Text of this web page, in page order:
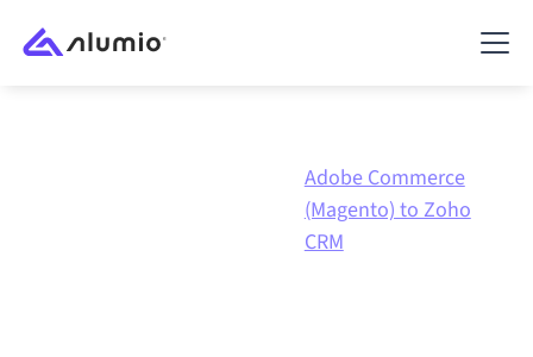
Adobe Commerce
(Magento) to Zoho
CRM